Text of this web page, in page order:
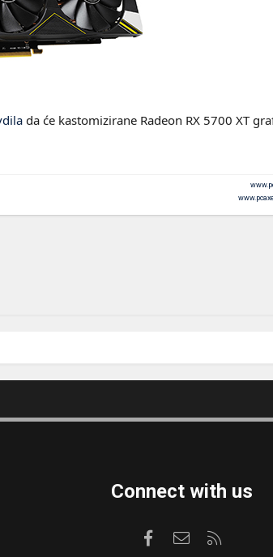
da će kastomizirane Radeon RX 5700 XT
Connect with us
FacebookKontaktirajte nas